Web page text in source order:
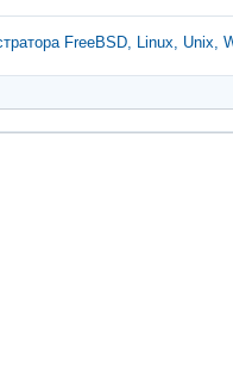
FreeBSD, Linux, Unix,